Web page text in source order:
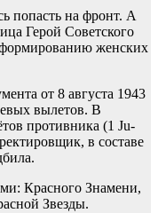
попасть на фронт. А
Герой Советского
женских
от 8 августа 1943
вылетов. В
противника (1 Ju-
в составе
Красного Знамени,
Звезды.